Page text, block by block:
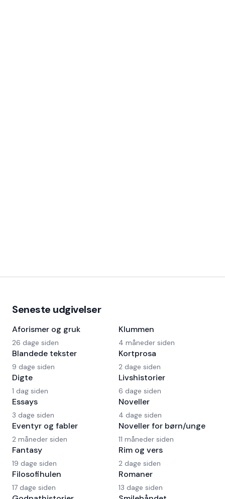
Seneste udgivelser
Aforismer og gruk
26 dage siden
Blandede tekster
9 dage siden
Digte
1 dag siden
Essays
3 dage siden
Eventyr og fabler
2 måneder siden
Fantasy
19 dage siden
Filosofihulen
17 dage siden
Klummen
4 måneder siden
Kortprosa
2 dage siden
Livshistorier
6 dage siden
Noveller
4 dage siden
Noveller for børn/unge
11 måneder siden
Rim og vers
2 dage siden
Romaner
13 dage siden